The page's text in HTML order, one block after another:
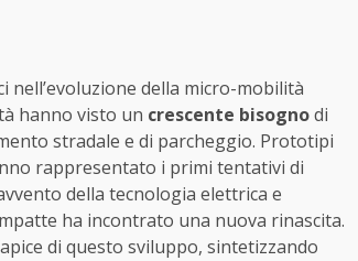
nell’evoluzione della micro-mobilità
hanno visto un crescente bisognodi
stradale e di parcheggio. Prototipi
rappresentato i primi tentativi di
della tecnologia elettrica e
ha incontrato una nuova rinascita.
di questo sviluppo, sintetizzando